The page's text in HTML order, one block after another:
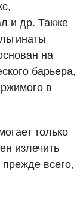
и др. Также
на
барьера,
в
только
излечить
прежде всего,